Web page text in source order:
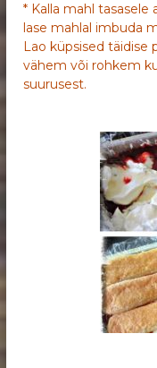
* Kalla mahl tasasele
lase mahlal imbuda
Lao küpsised täidise
vähem või rohkem
suurusest.